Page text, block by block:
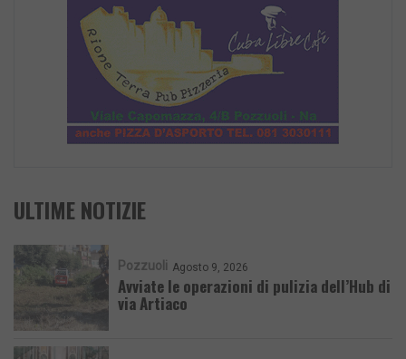
ULTIME NOTIZIE
Pozzuoli Agosto 9, 2026
Avviate le operazioni di pulizia dell’Hub di
via Artiaco